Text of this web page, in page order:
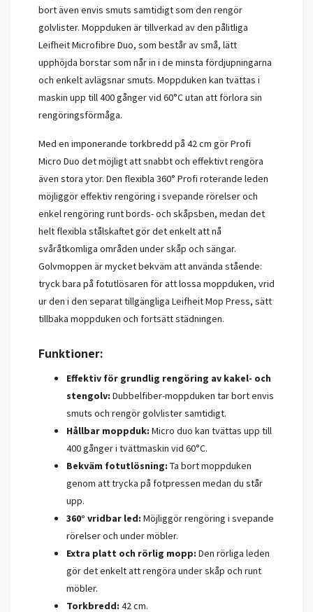
bort även envis smuts samtidigt som den rengör
golvlister. Moppduken är tillverkad av den pålitliga
Leifheit Microfibre Duo, som består av små, lätt
upphöjda borstar som når in i de minsta fördjupningarna
och enkelt avlägsnar smuts. Moppduken kan tvättas i
maskin upp till 400 gånger vid 60°C utan att förlora sin
rengöringsförmåga.
Med en imponerande torkbredd på 42 cm gör Profi
Micro Duo det möjligt att snabbt och effektivt rengöra
även stora ytor. Den flexibla 360° Profi roterande leden
möjliggör effektiv rengöring i svepande rörelser och
enkel rengöring runt bords- och skåpsben, medan det
helt flexibla stålskaftet gör det enkelt att nå
svåråtkomliga områden under skåp och sängar.
Golvmoppen är mycket bekväm att använda stående:
tryck bara på fotutlösaren för att lossa moppduken, vrid
ur den i den separat tillgängliga Leifheit Mop Press, sätt
tillbaka moppduken och fortsätt städningen.
Funktioner:
Effektiv för grundlig rengöring av kakel- och
stengolv: Dubbelfiber-moppduken tar bort envis
smuts och rengör golvlister samtidigt.
Hållbar moppduk: Micro duo kan tvättas upp till
400 gånger i tvättmaskin vid 60°C.
Bekväm fotutlösning: Ta bort moppduken
genom att trycka på fotpressen medan du står
upp.
360° vridbar led: Möjliggör rengöring i svepande
rörelser och under möbler.
Extra platt och rörlig mopp: Den rörliga leden
gör det enkelt att rengöra under skåp och runt
möbler.
Torkbredd: 42 cm.